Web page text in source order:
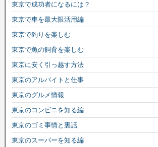
東京で成功者になるには？
東京で車を最大限活用編
東京で釣りを楽しむ
東京で魚の飼育を楽しむ
東京に安く引っ越す方法
東京のアルバイトと仕事
東京のグルメ情報
東京のコンビニを知る編
東京のゴミ事情と裏話
東京のスーパーを知る編